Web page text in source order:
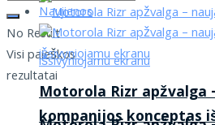
No Result
Visi paieškos
rezultatai
Naujienos
Motorola Rizr apžvalga
kompanijos konceptas